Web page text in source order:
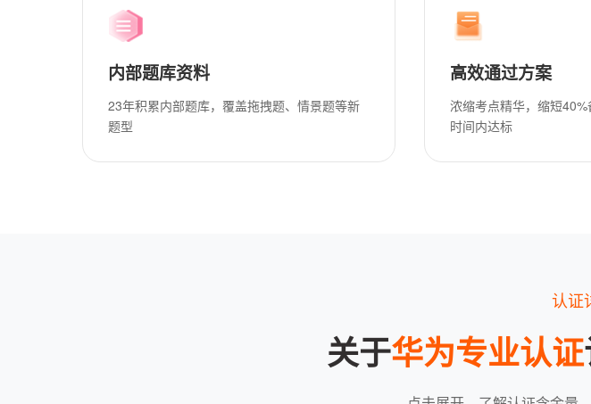
内部题库资料
23年积累内部题库，覆盖拖拽题、情景题等新
题型
高效通过方案
浓缩考点精华，缩短
时间内达标
认证
关于华为专业认证